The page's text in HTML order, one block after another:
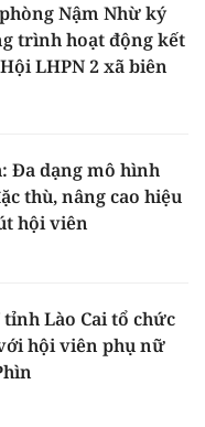
Nậm Nhừ ký
trình hoạt động kết
LHPN 2 xã biên
Đa dạng mô hình
thù, nâng cao hiệu
hội viên
Lào Cai tổ chức
hội viên phụ nữ